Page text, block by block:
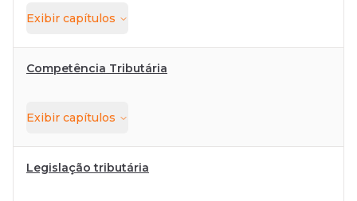
Exibir capítulos
Competência Tributária
Exibir capítulos
Legislação tributária